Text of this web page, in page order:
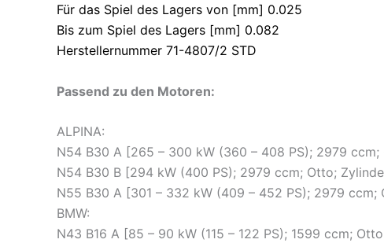
Für das Spiel des Lagers von [mm] 0.025
Bis zum Spiel des Lagers [mm] 0.082
Herstellernummer 71-4807/2 STD
Passend zu den Motoren:
ALPINA:
N54 B30 A [265 – 300 kW (360 – 408 PS); 2979 ccm;
N54 B30 B [294 kW (400 PS); 2979 ccm; Otto;
N55 B30 A [301 – 332 kW (409 – 452 PS); 2979 ccm;
BMW:
N43 B16 A [85 – 90 kW (115 – 122 PS); 1599 ccm;